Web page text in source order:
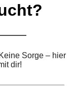
Sorge – hier
dir!